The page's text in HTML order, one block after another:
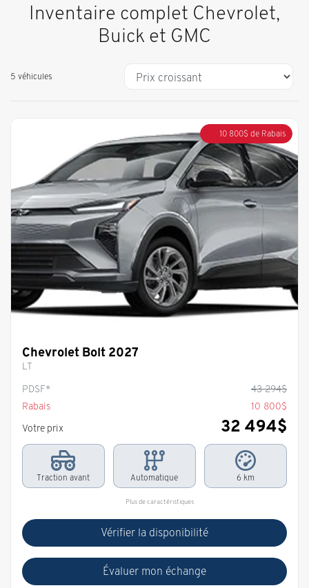
Inventaire complet Chevrolet,
Buick et GMC
5 véhicules
10 800$ de Rabais
Chevrolet Bolt 2027
LT
PDSF*
43 294$
Rabais
10 800$
Votre prix
32 494$
Traction avant Automatique 6 km
Plus de caractéristiques
Vérifier la disponibilité
Évaluer mon échange